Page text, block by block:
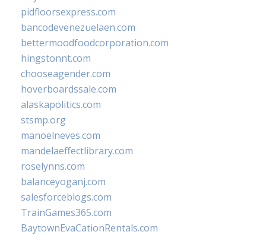
pidfloorsexpress.com
bancodevenezuelaen.com
bettermoodfoodcorporation.com
hingstonnt.com
chooseagender.com
hoverboardssale.com
alaskapolitics.com
stsmp.org
manoelneves.com
mandelaeffectlibrary.com
roselynns.com
balanceyoganj.com
salesforceblogs.com
TrainGames365.com
BaytownEvaCationRentals.com